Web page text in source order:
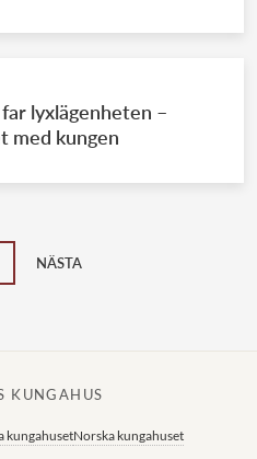
lyxlägenheten –
med kungen
NÄSTA
KUNGAHUS
kungahusetNorska kungahuset